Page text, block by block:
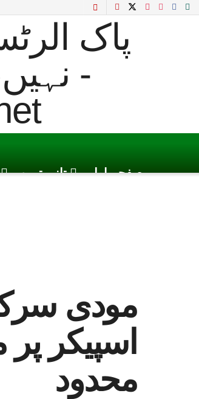
تازہ ترین صفحہ اول
مودی
اسپیکر
محدود